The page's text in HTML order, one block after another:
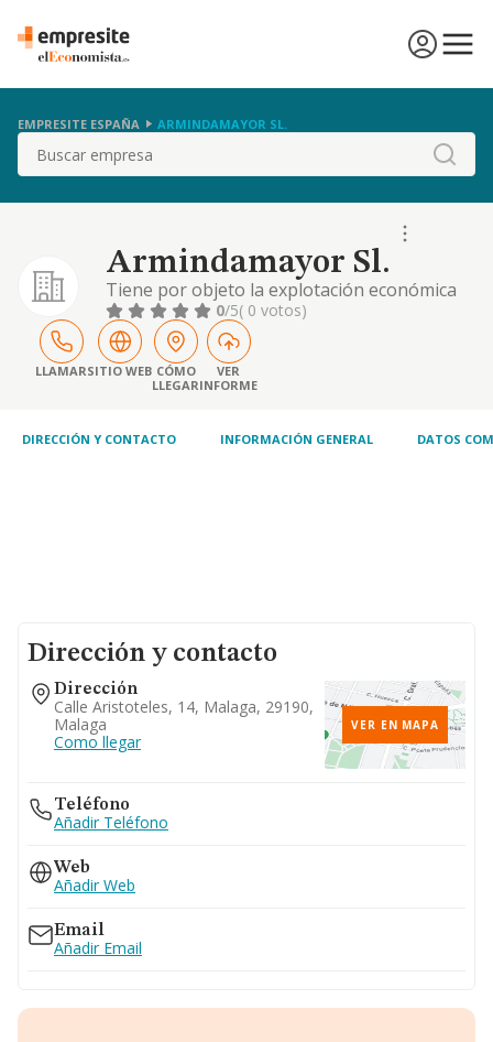
EMPRESITE ESPAÑA ARMINDAMAYOR SL.
Buscar
Armindamayor Sl.
Tiene por objeto la explotación económica
de servicios ópticos y optometristas. siendo
su actividad principal: 86.90 - otras
actividades sanitarias. otras actividades:
47.74 - comercio al por menor de artículos
médicos y ortopédicos en establecimientos
0/5( 0 votos)
LLAMARSITIO WEB CÓMO
LLEGAR
VER
INFORME
DIRECCIÓN Y CONTACTO INFORMACIÓN GENERAL DATOS
Dirección y contacto
Dirección
Calle Aristoteles, 14, Malaga, 29190,
Malaga
Como llegar
VER EN MAPA
Teléfono
Añadir Teléfono
Web
Añadir Web
Email
Añadir Email